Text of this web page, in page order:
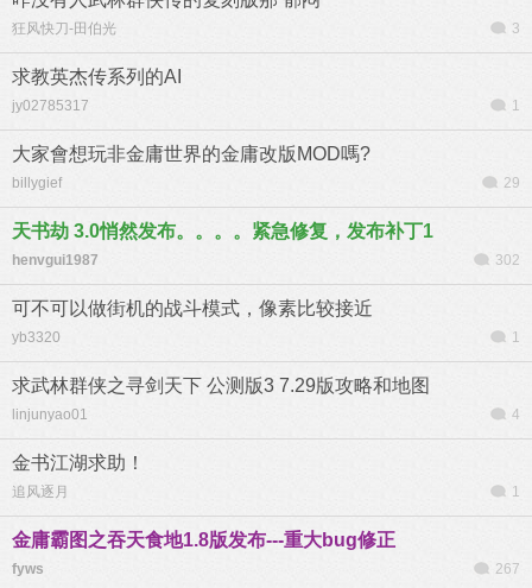
狂风快刀-田伯光 3
求教英杰传系列的AI
jy02785317 1
大家會想玩非金庸世界的金庸改版MOD嗎?
billygief 29
天书劫 3.0悄然发布。。。。紧急修复，发布补丁1
henvgui1987 302
可不可以做街机的战斗模式，像素比较接近
yb3320 1
求武林群侠之寻剑天下 公测版3 7.29版攻略和地图
linjunyao01 4
金书江湖求助！
追风逐月 1
金庸霸图之吞天食地1.8版发布---重大bug修正
fyws 267